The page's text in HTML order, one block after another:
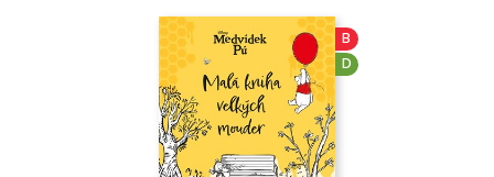
Připravujeme
Tipy redakce
B
D